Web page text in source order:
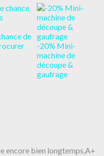
de
-20% Mini-
machine de
découpe &
gaufrage
encore bien longtemps,A+